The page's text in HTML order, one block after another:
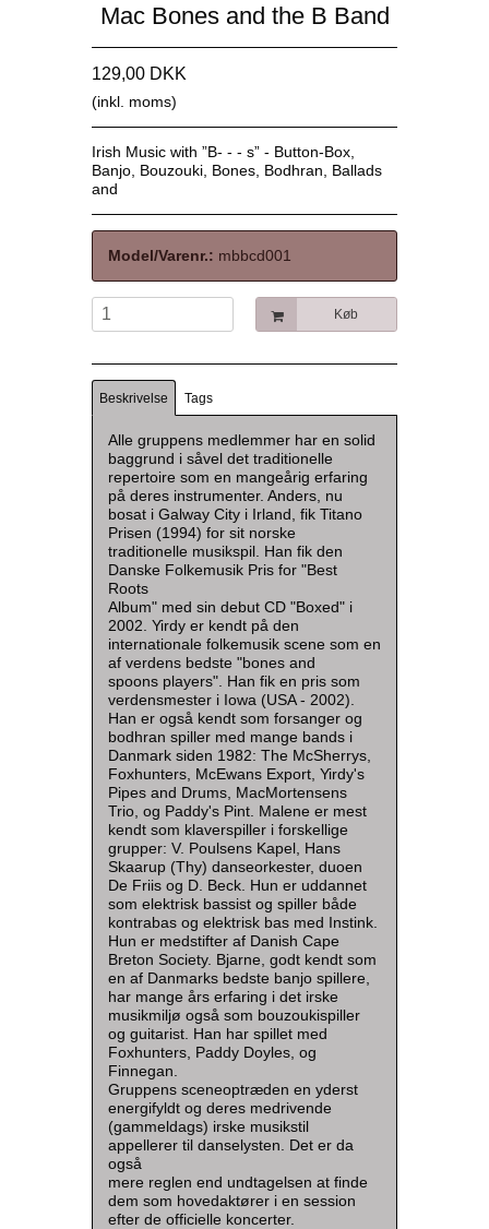
Mac Bones and the B Band
129,00 DKK
(inkl. moms)
Irish Music with ”B- - - s” - Button-Box,
Banjo, Bouzouki, Bones, Bodhran, Ballads
and
Model/Varenr.: mbbcd001
Køb
Beskrivelse Tags
Alle gruppens medlemmer har en solid
baggrund i såvel det traditionelle
repertoire som en mangeårig erfaring
på deres instrumenter. Anders, nu
bosat i Galway City i Irland, fik Titano
Prisen (1994) for sit norske
traditionelle musikspil. Han fik den
Danske Folkemusik Pris for "Best
Roots
Album" med sin debut CD "Boxed" i
2002. Yirdy er kendt på den
internationale folkemusik scene som en
af verdens bedste "bones and
spoons players". Han fik en pris som
verdensmester i Iowa (USA - 2002).
Han er også kendt som forsanger og
bodhran spiller med mange bands i
Danmark siden 1982: The McSherrys,
Foxhunters, McEwans Export, Yirdy's
Pipes and Drums, MacMortensens
Trio, og Paddy's Pint. Malene er mest
kendt som klaverspiller i forskellige
grupper: V. Poulsens Kapel, Hans
Skaarup (Thy) danseorkester, duoen
De Friis og D. Beck. Hun er uddannet
som elektrisk bassist og spiller både
kontrabas og elektrisk bas med Instink.
Hun er medstifter af Danish Cape
Breton Society. Bjarne, godt kendt som
en af Danmarks bedste banjo spillere,
har mange års erfaring i det irske
musikmiljø også som bouzoukispiller
og guitarist. Han har spillet med
Foxhunters, Paddy Doyles, og
Finnegan.
Gruppens sceneoptræden en yderst
energifyldt og deres medrivende
(gammeldags) irske musikstil
appellerer til danselysten. Det er da
også
mere reglen end undtagelsen at finde
dem som hovedaktører i en session
efter de officielle koncerter.